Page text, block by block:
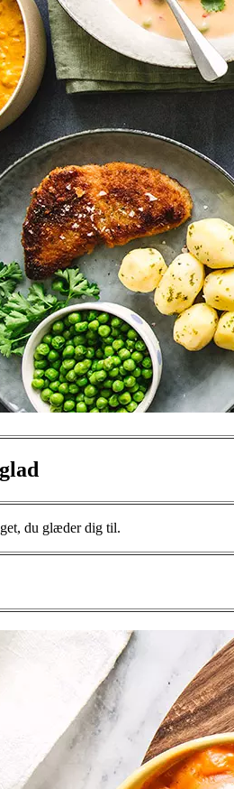
du glæder dig til.